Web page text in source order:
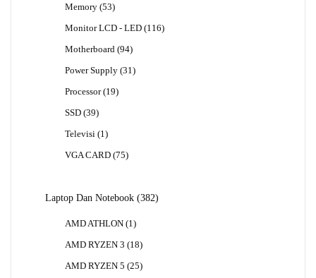
Memory 5353
Monitor LCD - LED 116116
Motherboard 9494
Power Supply 31 31
Processor 1919
SSD 3939
Televisi
1 1
VGA CARD 7575
Laptop Dan Notebook 382382
AMD ATHLON 1 1
AMD RYZEN 3
1818
AMD RYZEN 5 2525